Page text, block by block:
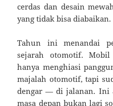
cerdas dan desain
yang tidak bisa diabaikan.
Tahun ini menandai
sejarah otomotif.
hanya menghiasi
majalah otomotif, tapi
dengar — di jalanan. Ini
masa depan bukan lagi